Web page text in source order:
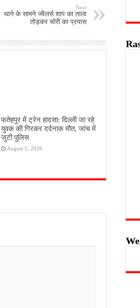
Next
थाने के सामने ज्वैलर्स शाप का ताला
तोड़कर चोरी का प्रयास
फतेहपुर में ट्रेन हादसा: दिल्ली जा रहे
युवक की गिरकर दर्दनाक मौत, जांच में
जुटी पुलिस
August 5, 2026